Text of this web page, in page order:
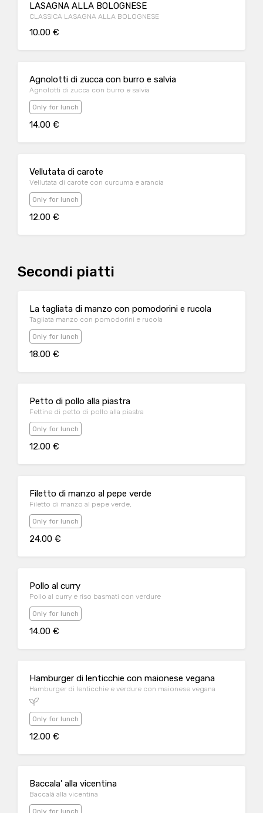
LASAGNA ALLA BOLOGNESE
CLASSICA LASAGNA ALLA BOLOGNESE
10.00 €
Agnolotti di zucca con burro e salvia
Agnolotti di zucca con burro e salvia
Only for lunch
14.00 €
Vellutata di carote
Vellutata di carote con curcuma e arancia
Only for lunch
12.00 €
Secondi piatti
La tagliata di manzo con pomodorini e rucola
Tagliata manzo con pomodorini e rucola
Only for lunch
18.00 €
Petto di pollo alla piastra
Fettine di petto di pollo alla piastra
Only for lunch
12.00 €
Filetto di manzo al pepe verde
Filetto di manzo al pepe verde,
Only for lunch
24.00 €
Pollo al curry
Pollo al curry e riso basmati con verdure
Only for lunch
14.00 €
Hamburger di lenticchie con maionese vegana
Hamburger di lenticchie e verdure con maionese vegana
Only for lunch
12.00 €
Baccala' alla vicentina
Baccalà alla vicentina
Only for lunch